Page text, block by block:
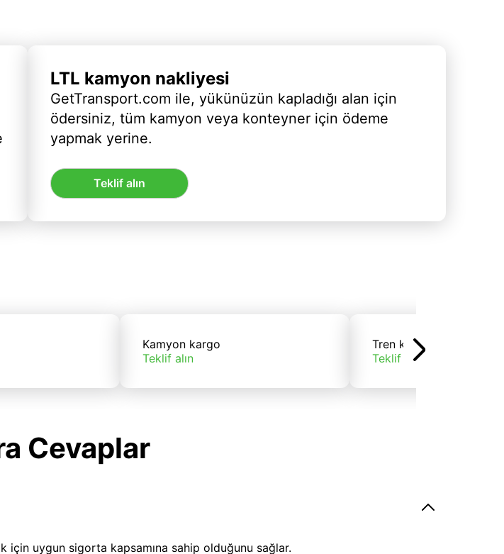
LTL kamyon nakliyesi
GetTransport.com ile, yükünüzün kapladığı alan için
ödersiniz, tüm kamyon veya konteyner için ödeme
yapmak yerine.
Teklif alın
Kamyon kargo
Teklif alın
Tren kargo
Teklif alın
Cevaplar
için uygun sigorta kapsamına sahip olduğunu sağlar.